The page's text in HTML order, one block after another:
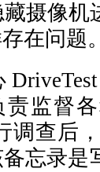
摄像
在问题
监督
查后
忘录是